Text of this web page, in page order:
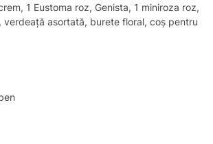
1 Eustoma roz, Genista, 1 miniroza roz,
verdeață asortată, burete floral, coș pentru